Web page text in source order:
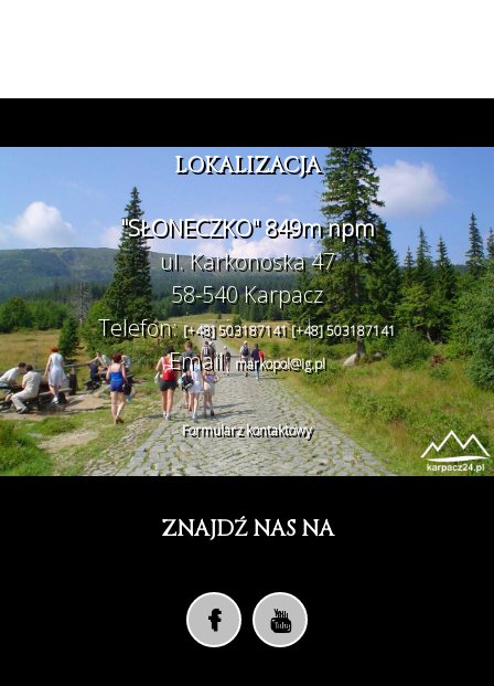
LOKALIZACJA
"SŁONECZKO" 849m npm
ul. Karkonoska 47
58-540 Karpacz
Telefon:[+48] 503187141[+48] 503187141
Email:markopol@ig.pl
Formularz kontaktowy
ZNAJDŹ NAS NA